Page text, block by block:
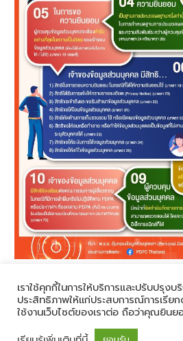
Copyright © 2026 PDPA |
เราใช้คุกกี้ในการให้บริการและปรับปรุง
ประสิทธิภาพให้แก่ประสบการณ์การเรี
ใช้งานเว็บไซต์ของเราต่อ ถือว่าคุณยินย